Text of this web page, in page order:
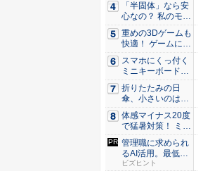
「半固体」なら安
心なの？ 私のモバ
イルバ...
重めの3Dゲームも
快適！ ゲームに強
いH...
スマホにくっ付く
ミニキーボード！
触ってわ...
折りたたみの日
傘、小さいのは困
る！ それ...
体感マイナス20度
で猛暑対策！ ミズ
ノの...
管理職に求められ
るAI活用。最低限
やるべ...
ビズヒント